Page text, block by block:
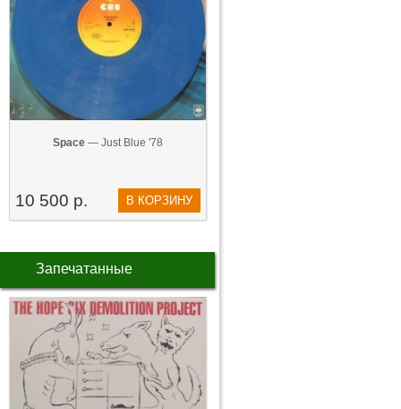
Space — Just Blue '78
10 500 р. В КОРЗИНУ
Запечатанные